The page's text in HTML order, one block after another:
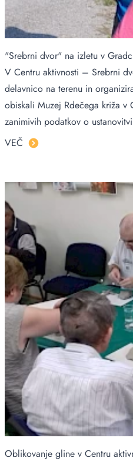
"Srebrni dvor" na izletu v
V Centru aktivnosti – Srebrni
delavnico na terenu in
obiskali Muzej Rdečega križa v
zanimivih podatkov o
VEČ
Oblikovanje gline v Centru